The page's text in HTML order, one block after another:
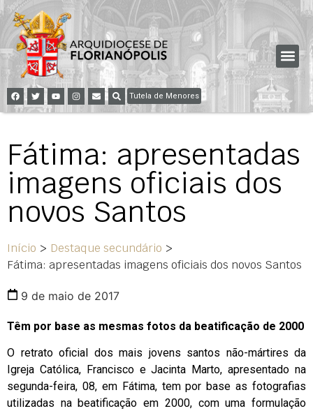
Tutela de Menores
Fátima: apresentadas
imagens oficiais dos
novos Santos
Início > Destaque secundário >
Fátima: apresentadas imagens oficiais dos novos Santos
9 de maio de 2017
Têm por base as mesmas fotos da beatificação de 2000
O retrato oficial dos mais jovens santos não-mártires da
Igreja Católica, Francisco e Jacinta Marto, apresentado na
segunda-feira, 08, em Fátima, tem por base as fotografias
utilizadas na beatificação em 2000, com uma formulação